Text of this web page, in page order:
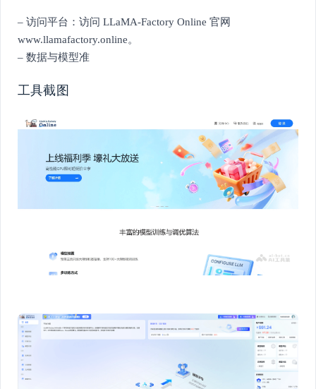
– 访问平台：访问 LLaMA-Factory Online 官网
www.llamafactory.online。
– 数据与模型准
工具截图